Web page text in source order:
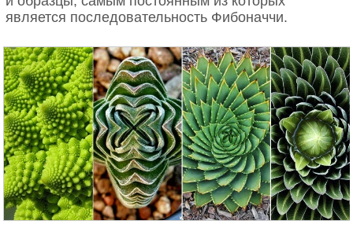
является последовательность Фибоначчи.